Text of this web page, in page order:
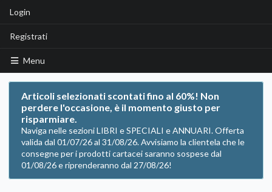
Login
Registrati
Menu
Articoli selezionati scontati fino al 60%! Non
perdere l'occasione, è il momento giusto per
risparmiare.
Naviga nelle sezioni LIBRI e SPECIALI e ANNUARI. Offerta
valida dal 01/07/26 al 31/08/26. Avvisiamo la clientela che le
consegne per i prodotti cartacei saranno sospese dal
01/08/26 e riprenderanno dal 27/08/26!